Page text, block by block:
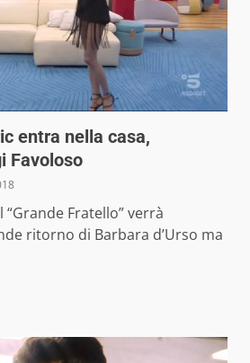
entra nella casa,
Favoloso
Fratello” verrà
ritorno di Barbara d’Urso ma